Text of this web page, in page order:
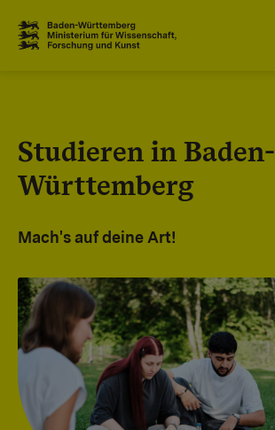
Studieren in Baden-
Württemberg
Mach's auf deine Art!